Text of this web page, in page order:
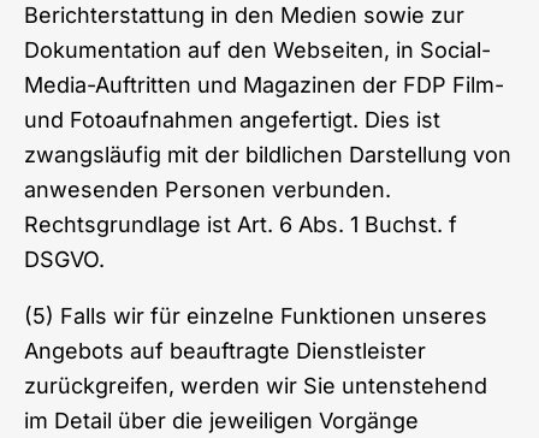
Berichterstattung in den Medien sowie zur
Dokumentation auf den Webseiten, in Social-
Media-Auftritten und Magazinen der FDP Film-
und Fotoaufnahmen angefertigt. Dies ist
zwangsläufig mit der bildlichen Darstellung von
anwesenden Personen verbunden.
Rechtsgrundlage ist Art. 6 Abs. 1 Buchst. f
DSGVO.
(5) Falls wir für einzelne Funktionen unseres
Angebots auf beauftragte Dienstleister
zurückgreifen, werden wir Sie untenstehend
im Detail über die jeweiligen Vorgänge